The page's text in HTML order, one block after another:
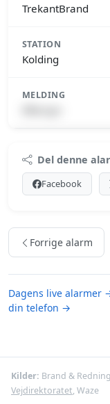
TrekantBrand
STATION
Kolding
MELDING
Log ind med
Se
Del denne
Facebook
Forrige alarm
Dagens live alarmer
din telefon →
Kilder: Brand &
Vejdirektoratet, Waze